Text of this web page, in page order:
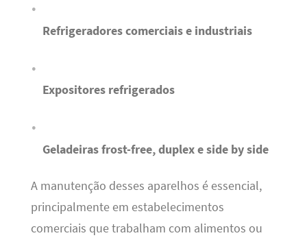
Refrigeradores comerciais e industriais
Expositores refrigerados
Geladeiras frost-free, duplex e side by side
A manutenção desses aparelhos é essencial,
principalmente em estabelecimentos
comerciais que trabalham com alimentos ou